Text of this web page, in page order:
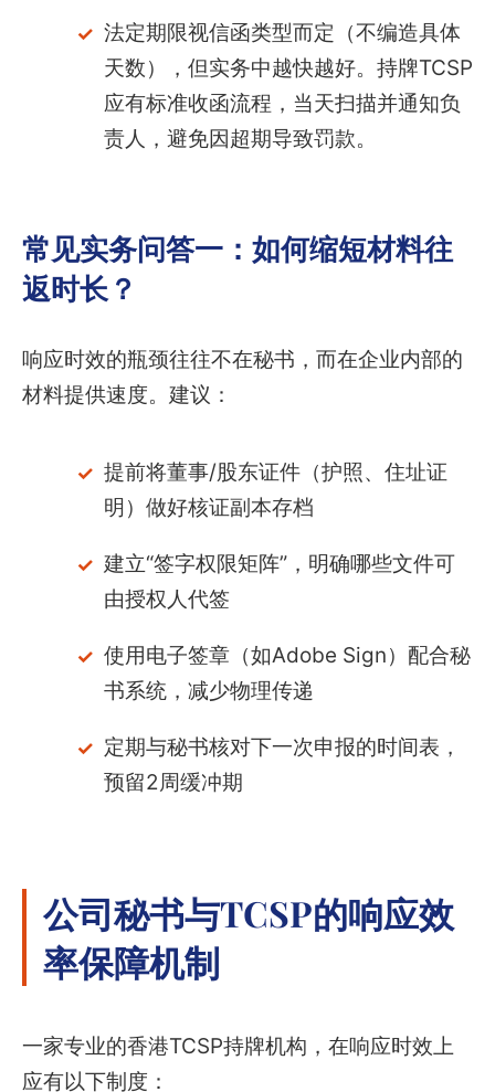
法定期限视信函类型而定（不编造具体
天数），但实务中越快越好。持牌TCSP
应有标准收函流程，当天扫描并通知负
责人，避免因超期导致罚款。
常见实务问答一：如何缩短材料往
返时长？
响应时效的瓶颈往往不在秘书，而在企业内部的
材料提供速度。建议：
提前将董事/股东证件（护照、住址证
明）做好核证副本存档
建立“签字权限矩阵”，明确哪些文件可
由授权人代签
使用电子签章（如Adobe Sign）配合秘
书系统，减少物理传递
定期与秘书核对下一次申报的时间表，
预留2周缓冲期
公司秘书与TCSP的响应效
率保障机制
一家专业的香港TCSP持牌机构，在响应时效上
应有以下制度：